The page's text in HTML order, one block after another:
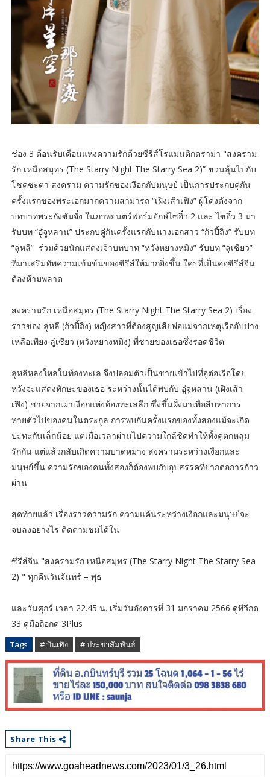
ช่อง 3 ต้อนรับเดือนแห่งความรักด้วยซีรีส์โรแมนติกดราม่า "สงคราม
รัก เหนือสมุทร (The Starry Night The Starry Sea 2)” ชวนลุ้นไปกับ
โชคชะตา สงคราม ความรักของเงือกกับมนุษย์ เป็นการประกบคู่กัน
ครั้งแรกของพระเอกมากความสามารถ “เฝิงเส้าเฟิง” ผู้โด่งดังจาก
บทบาทพระถังซัมจั๋ง ในภาพยนตร์ฟอร์มยักษ์ไซอิ๋ว 2 และ ไซอิ๋ว 3 มา
รับบท “อู๋จูหลาน” ประกบคู่กันครั้งแรกกับนางเอกสาว “กัวปี้ถิง” รับบท
“ลู่หลี” ร่วมด้วยนักแสดงเจ้าบทบาท “หวังหยางหมิง” รับบท “ลู่เซียว”
ที่มาเสริมทัพความเข้มข้นของซีรีส์ให้มากยิ่งขึ้น ใครที่เป็นคอซีรีส์จีน
ต้องห้ามพลาด
สงครามรัก เหนือสมุทร (The Starry Night The Starry Sea 2) เรื่อง
ราวของ ลู่หลี (กัวปี้ถิง) หญิงสาวที่ต้องสูญเสียพ่อแม่จากเหตุเรืออับปาง
เหลือเพียง ลู่เซียว (หวังหยางหมิง) พี่ชายของเธอซึ่งรอดชีวิต
ลู่หลีหลงใหลในท้องทะเล จึงปลอมตัวเป็นชายเข้าไปที่อู่ต่อเรือโดย
หวังจะแสดงทักษะของเธอ ระหว่างนั้นได้พบกับ อู๋จูหลาน (เฝิงเส้า
เฟิง) ชายจากเผ่าเงือกแห่งท้องทะเลลึก ซึ่งขึ้นฝั่งมาเพื่อสืบหาการ
หายตัวไปของคนในตระกูล การพบกันครั้งแรกของทั้งสองแม้จะเกิด
ปะทะกันเล็กน้อย แต่เมื่อเวลาผ่านไปความใกล้ชิดทำให้ทั้งคู่ตกหลุม
รักกัน แต่แล้วกลับเกิดความบาดหมาง สงครามระหว่างเงือกและ
มนุษย์ขึ้น ความรักของคนทั้งสองก็ต้องพบกับอุปสรรคที่ยากต่อการก้าว
ผ่าน
สุดท้ายแล้ว เรื่องราวความรัก ความแค้นระหว่างเงือกและมนุษย์จะ
จบลงอย่างไร ติดตามชมได้ใน
ซีรีส์จีน "สงครามรัก เหนือสมุทร (The Starry Night The Starry Sea
2) " ทุกคืนวันจันทร์ – พุธ
และวันศุกร์ เวลา 22.45 น. เริ่มวันอังคารที่ 31 มกราคม 2566 ดูทีวีกด
33 ดูมือถือกด 3Plus
Tags # บันเทิง # ประชาสัมพันธ์
Share This